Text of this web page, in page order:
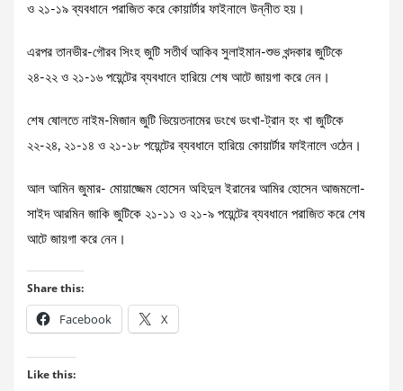
ও ২১-১৯ ব্যবধানে পরাজিত করে কোয়ার্টার ফাইনালে উন্নীত হয়।
এরপর তানভীর-গৌরব সিংহ জুটি সতীর্থ আকিব সুলাইমান-শুভ খন্দকার জুটিকে
২৪-২২ ও ২১-১৬ পয়েন্টের ব্যবধানে হারিয়ে শেষ আটে জায়গা করে নেন।
শেষ ষোলতে নাইম-মিজান জুটি ভিয়েতনামের ডংখে ডংখা-ট্রান হং খা জুটিকে
২২-২৪, ২১-১৪ ও ২১-১৮ পয়েন্টের ব্যবধানে হারিয়ে কোয়ার্টার ফাইনালে ওঠেন।
আল আমিন জুমার- মোয়াজ্জেম হোসেন অহিদুল ইরানের আমির হোসেন আজমলো-
সাইদ আরমিন জাকি জুটিকে ২১-১১ ও ২১-৯ পয়েন্টের ব্যবধানে পরাজিত করে শেষ
আটে জায়গা করে নেন।
Share this:
Facebook X
Like this: